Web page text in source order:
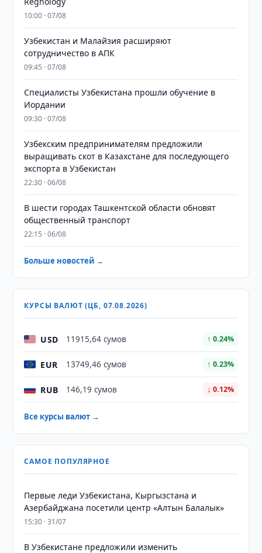
10:00 · 07/08
Узбекистан и Малайзия расширяют
сотрудничество в АПК
09:45 · 07/08
Специалисты Узбекистана прошли обучение в
Иордании
09:30 · 07/08
Узбекским предпринимателям предложили
выращивать скот в Казахстане для последующего
экспорта в Узбекистан
22:30 · 06/08
В шести городах Ташкентской области обновят
общественный транспорт
22:15 · 06/08
Больше новостей →
КУРСЫ ВАЛЮТ (ЦБ, 07.08.2026)
USD 11915,64 сумов ↑ 0.24%
EUR 13749,46 сумов ↑ 0.23%
RUB 146,19 сумов ↓ 0.12%
Все курсы валют →
САМОЕ ПОПУЛЯРНОЕ
Первые леди Узбекистана, Кыргызстана и
Азербайджана посетили центр «Алтын Балалык»
15:30 · 31/07
В Узбекистане предложили изменить